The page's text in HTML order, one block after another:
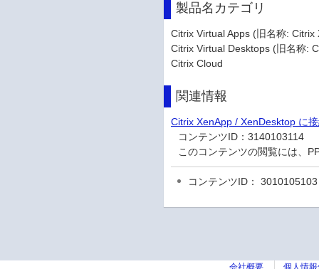
製品名カテゴリ
Citrix Virtual Apps (旧名称:
Citrix Virtual Desktops (旧名称:
Citrix Cloud
関連情報
Citrix XenApp / XenDesktop に
コンテンツID：3140103114
このコンテンツの閲覧には、
コンテンツID： 3010105103